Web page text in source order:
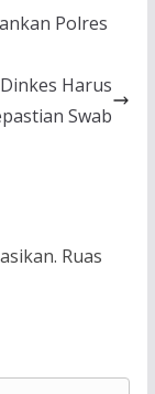
Polres
Harus
Swab
Ruas